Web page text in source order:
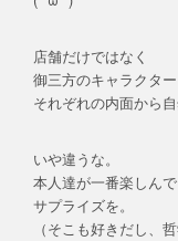
店舗だけではなく
御三方のキャラクタ
それぞれの内面から
いや違うな。
本人達が一番楽しん
サプライズを。
（そこも好きだし、